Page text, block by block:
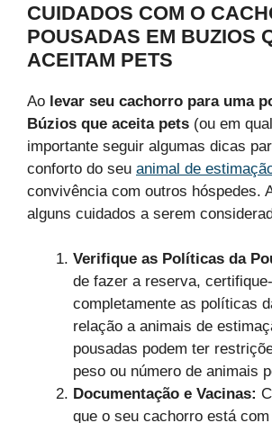
CUIDADOS COM O
POUSADAS EM BUZIOS
ACEITAM PETS
Ao levar seu cachorro para uma
Búzios que aceita pets (ou em
importante seguir algumas dicas
conforto do seu animal de
convivência com outros hóspedes.
alguns cuidados a serem
Verifique as Políticas da
de fazer a reserva,
completamente as políticas
relação a animais de
pousadas podem ter
peso ou número de animais
Documentação e Vacinas:
que o seu cachorro está